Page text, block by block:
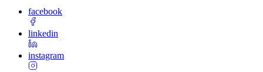
facebook
linkedin
instagram